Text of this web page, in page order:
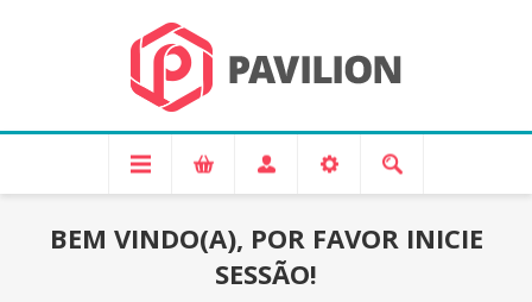
BEM VINDO(A), POR FAVOR INICIE
SESSÃO!